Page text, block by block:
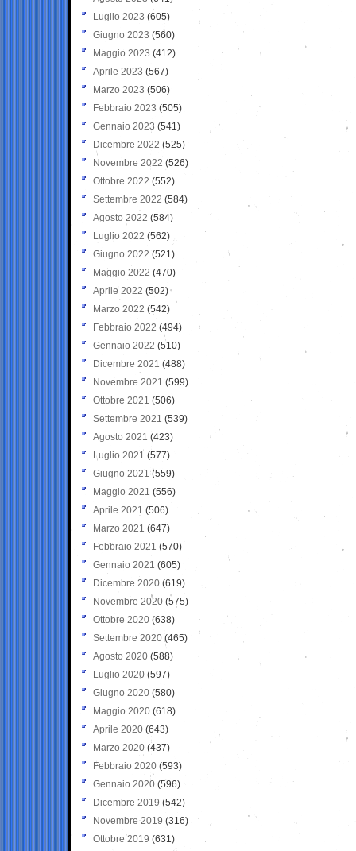
Luglio 2023 (605)
Giugno 2023 (560)
Maggio 2023 (412)
Aprile 2023 (567)
Marzo 2023 (506)
Febbraio 2023 (505)
Gennaio 2023 (541)
Dicembre 2022 (525)
Novembre 2022 (526)
Ottobre 2022 (552)
Settembre 2022 (584)
Agosto 2022 (584)
Luglio 2022 (562)
Giugno 2022 (521)
Maggio 2022 (470)
Aprile 2022 (502)
Marzo 2022 (542)
Febbraio 2022 (494)
Gennaio 2022 (510)
Dicembre 2021 (488)
Novembre 2021 (599)
Ottobre 2021 (506)
Settembre 2021 (539)
Agosto 2021 (423)
Luglio 2021 (577)
Giugno 2021(559)
Maggio 2021 (556)
Aprile 2021 (506)
Marzo 2021 (647)
Febbraio 2021 (570)
Gennaio 2021 (605)
Dicembre 2020 (619)
Novembre 2020 (575)
Ottobre 2020 (638)
Settembre 2020(465)
Agosto 2020 (588)
Luglio 2020 (597)
Giugno 2020 (580)
Maggio 2020 (618)
Aprile 2020 (643)
Marzo 2020 (437)
Febbraio 2020 (593)
Gennaio 2020 (596)
Dicembre 2019 (542)
Novembre 2019 (316)
Ottobre 2019 (631)